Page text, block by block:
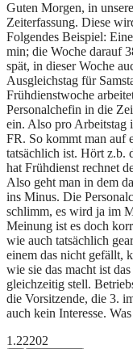
Guten Morgen, in
Zeiterfassung. Diese
Folgendes Beispiel:
min; die Woche darauf
spät, in dieser Woche
Ausgleichstag für
Frühdienstwoche
Personalchefin in die
ein. Also pro Arbeitstag
FR. So kommt man auf
tatsächlich ist. Hört z.b.
hat Frühdienst rechnet
Also geht man in dem
ins Minus. Die
schlimm, es wird ja im
Meinung ist es doch
wie auch tatsächlich
einem das nicht gefällt,
wie sie das macht ist
gleichzeitig stell.
die Vorsitzende, die 3.
auch kein Interesse.
1.22202